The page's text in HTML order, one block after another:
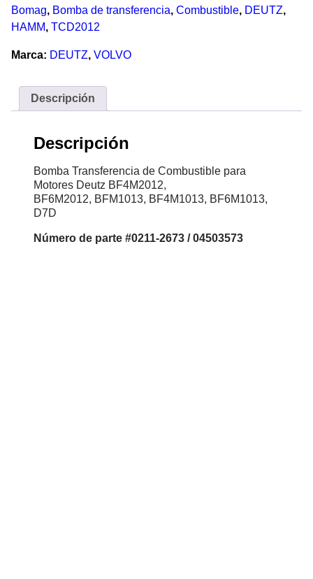
Bomag, Bomba de transferencia, Combustible, DEUTZ,
HAMM, TCD2012
Marca: DEUTZ, VOLVO
Descripción
Descripción
Bomba Transferencia de Combustible para
Motores Deutz BF4M2012,
BF6M2012, BFM1013, BF4M1013, BF6M1013,
D7D
Número de parte #0211-2673 / 04503573